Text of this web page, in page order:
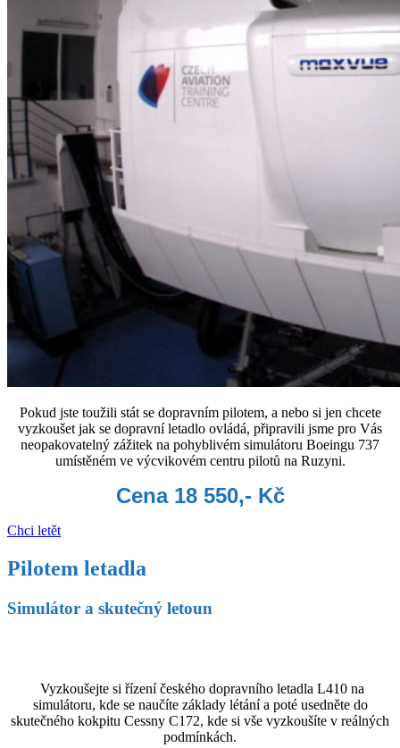
Pokud jste toužili stát se dopravním pilotem, a nebo si jen chcete
vyzkoušet jak se dopravní letadlo ovládá, připravili jsme pro Vás
neopakovatelný zážitek na pohyblivém simulátoru Boeingu 737
umístěném ve výcvikovém centru pilotů na Ruzyni.
Cena 18 550,- Kč
Chci letět
Pilotem letadla
Simulátor a skutečný letoun
Vyzkoušejte si řízení českého dopravního letadla L410 na
simulátoru, kde se naučíte základy létání a poté usedněte do
skutečného kokpitu Cessny C172, kde si vše vyzkoušíte v reálných
podmínkách.